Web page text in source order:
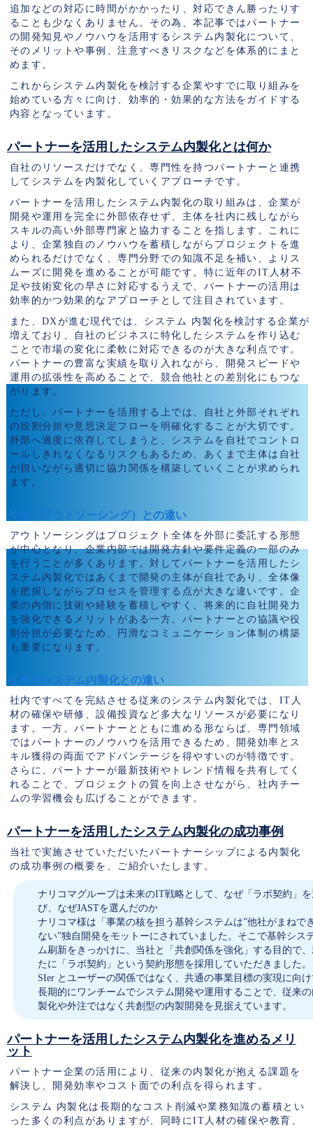
追加などの対応に時間がかかったり、対応できん勝ったりす
ることも少なくありません。その為、本記事ではパートナー
の開発知見やノウハウを活用するシステム内製化について、
そのメリットや事例、注意すべきリスクなどを体系的にまと
めます。
これからシステム内製化を検討する企業やすでに取り組みを
始めている方々に向け、効率的・効果的な方法をガイドする
内容となっています。
パートナーを活用したシステム内製化とは何か
自社のリソースだけでなく、専門性を持つパートナーと連携
してシステムを内製化していくアプローチです。
パートナーを活用したシステム内製化の取り組みは、企業が
開発や運用を完全に外部依存せず、主体を社内に残しながら
スキルの高い外部専門家と協力することを指します。これに
より、企業独自のノウハウを蓄積しながらプロジェクトを進
められるだけでなく、専門分野での知識不足を補い、よりス
ムーズに開発を進めることが可能です。特に近年のIT人材不
足や技術変化の早さに対応するうえで、パートナーの活用は
効率的かつ効果的なアプローチとして注目されています。
また、DXが進む現代では、システム 内製化を検討する企業が
増えており、自社のビジネスに特化したシステムを作り込む
ことで市場の変化に柔軟に対応できるのが大きな利点です。
パートナーの豊富な実績を取り入れながら、開発スピードや
運用の拡張性を高めることで、競合他社との差別化にもつな
がります。
ただし、パートナーを活用する上では、自社と外部それぞれ
の役割分担や意思決定フローを明確化することが大切です。
外部へ過度に依存してしまうと、システムを自社でコントロ
ールしきれなくなるリスクもあるため、あくまで主体は自社
が担いながら適切に協力関係を構築していくことが求められ
ます。
外注（アウトソーシング）との違い
アウトソーシングはプロジェクト全体を外部に委託する形態
が中心となり、企業内部では開発方針や要件定義の一部のみ
を行うことが多くあります。対してパートナーを活用したシ
ステム内製化ではあくまで開発の主体が自社であり、全体像
を把握しながらプロセスを管理する点が大きな違いです。企
業の内側に技術や経験を蓄積しやすく、将来的に自社開発力
を強化できるメリットがある一方、パートナーとの協議や役
割分担が必要なため、円滑なコミュニケーション体制の構築
も重要になります。
従来のシステム内製化との違い
社内ですべてを完結させる従来のシステム内製化では、IT人
材の確保や研修、設備投資など多大なリソースが必要になり
ます。一方、パートナーとともに進める形ならば、専門領域
ではパートナーのノウハウを活用できるため、開発効率とス
キル獲得の両面でアドバンテージを得やすいのが特徴です。
さらに、パートナーが最新技術やトレンド情報を共有してく
れることで、プロジェクトの質を向上させながら、社内チー
ムの学習機会も広げることができます。
パートナーを活用したシステム内製化の成功事例
当社で実施させていただいたパートナーシップによる内製化
の成功事例の概要を、ご紹介いたします。
ナリコマグループは未来のIT戦略として、なぜ「ラボ契約」
び、なぜJASTを選んだのか
ナリコマ様は「事業の核を担う基幹システムは”他社がまねで
ない”独自開発をモットーにされていました。そこで基幹シス
ム刷新をきっかけに、当社と「共創関係を強化」する目的で
たに「ラボ契約」という契約形態を採用していただきました。
SIer とユーザーの関係ではなく、共通の事業目標の実現に向
長期的にワンチームでシステム開発や運用することで、従来
製化や外注ではなく共創型の内製開発を見据えています。
パートナーを活用したシステム内製化を進めるメリ
ット
パートナー企業の活用により、従来の内製化が抱える課題を
解決し、開発効率やコスト面での利点を得られます。
システム 内製化は長期的なコスト削減や業務知識の蓄積とい
った多くの利点がありますが、同時にIT人材の確保や教育、